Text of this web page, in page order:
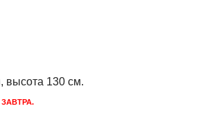
высота 130 см.